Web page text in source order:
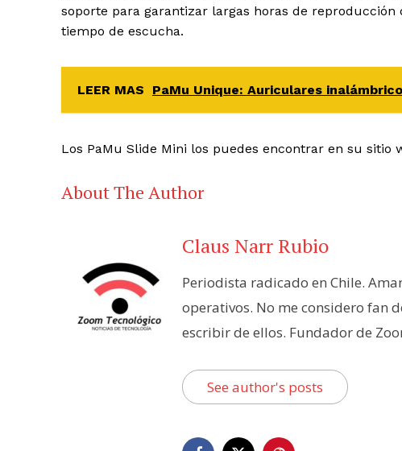
soporte para garantizar largas horas de
tiempo de escucha.
LEER MAS PaMu Unique: Auriculares
Los PaMu Slide Mini los puedes encontrar en su
About The Author
Claus Narr Rubio
Periodista radicado en Chile.
operativos. No me considero fan
escribir de ellos. Fundador de
See author's posts